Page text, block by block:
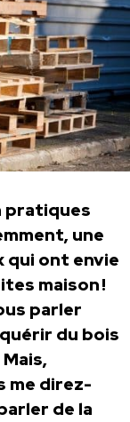
pratiques
une
qui ont envie
maison !
parler
du bois
me direz-
de la